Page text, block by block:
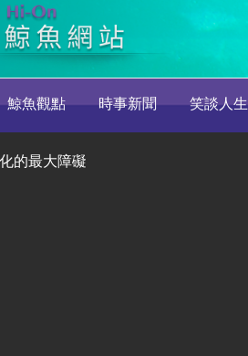
鯨魚觀點 時事新聞 笑談人生